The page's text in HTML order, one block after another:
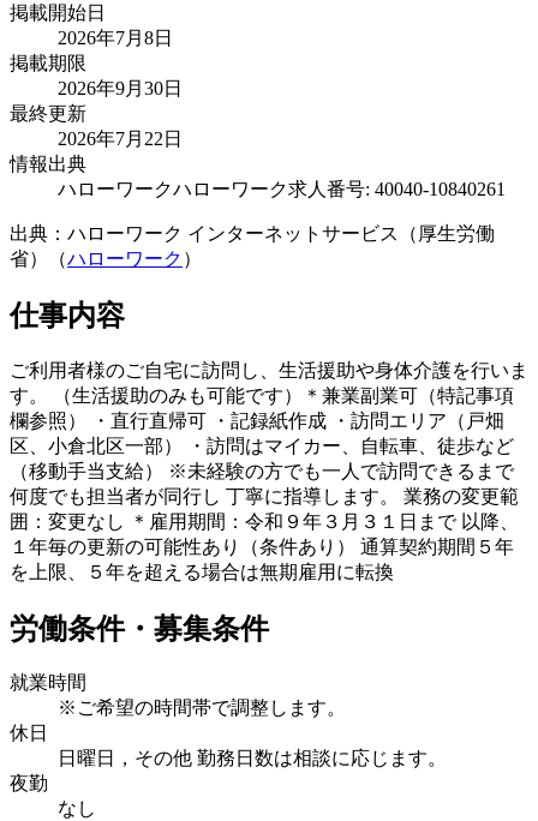
掲載開始日
2026年7月8日
掲載期限
2026年9月30日
最終更新
2026年7月22日
情報出典
ハローワークハローワーク求人番号: 40040-10840261
出典：ハローワーク インターネットサービス（厚生労働
省）（ハローワーク ）
仕事内容
ご利用者様のご自宅に訪問し、生活援助や身体介護を行いま
す。 （生活援助のみも可能です）＊兼業副業可（特記事項
欄参照） ・直行直帰可 ・記録紙作成 ・訪問エリア（戸畑
区、小倉北区一部） ・訪問はマイカー、自転車、徒歩など
（移動手当支給） ※未経験の方でも一人で訪問できるまで
何度でも担当者が同行し 丁寧に指導します。 業務の変更範
囲：変更なし ＊雇用期間：令和９年３月３１日まで 以降、
１年毎の更新の可能性あり（条件あり） 通算契約期間５年
を上限、５年を超える場合は無期雇用に転換
労働条件・募集条件
就業時間
※ご希望の時間帯で調整します。
休日
日曜日，その他 勤務日数は相談に応じます。
夜勤
なし